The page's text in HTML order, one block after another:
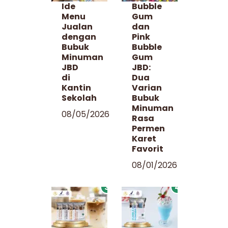
Ide
Menu
Jualan
dengan
Bubuk
Minuman
JBD
di
Kantin
Sekolah
08/05/2026
Bubble
Gum
dan
Pink
Bubble
Gum
JBD:
Dua
Varian
Bubuk
Minuman
Rasa
Permen
Karet
Favorit
08/01/2026
3 4